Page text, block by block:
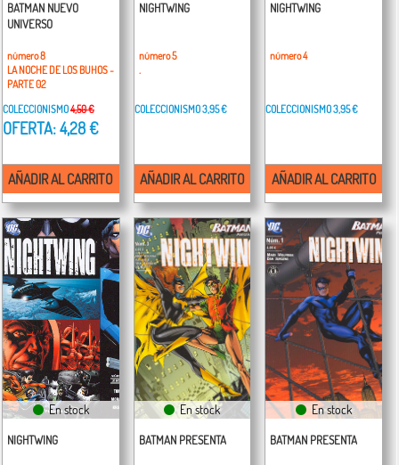
BATMAN NUEVO
UNIVERSO
número 8
LA NOCHE DE LOS BUHOS -
PARTE 02
COLECCIONISMO4,50 €
OFERTA: 4,28 €
AÑADIR AL CARRITO
NIGHTWING
número 5
.
COLECCIONISMO3,95 €
AÑADIR AL CARRITO
NIGHTWING
número 4
COLECCIONISMO3,95 €
AÑADIR AL CARRITO
En stock
NIGHTWING
En stock
BATMAN PRESENTA
En stock
BATMAN PRESENTA